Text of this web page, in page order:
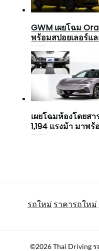
GWM เผยโฉม
พร้อมสปอยเลอร์แ
เผยโฉมห้องโดยส
1,194 แรงม้า มาพ
รถใหม่ ราคารถใหม่
©2026 Thai Driving